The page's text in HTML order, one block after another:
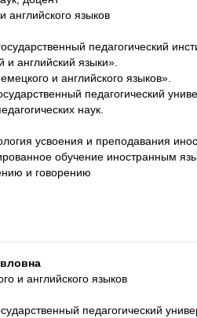
английского языков
педагогический
английский языки».
и английского языков».
педагогический
наук.
усвоения и преподавания
обучение иностранным
и говорению
и английского языков
педагогический